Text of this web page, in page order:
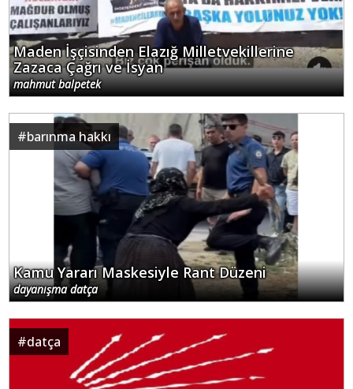
Maden İşçisinden Elazığ Milletvekillerine
Zazaca Çağrı ve İsyan
mahmut balpetek
#barınma hakkı
Kamu Yararı Maskesiyle Rant Düzeni
dayanışma datça
#datça